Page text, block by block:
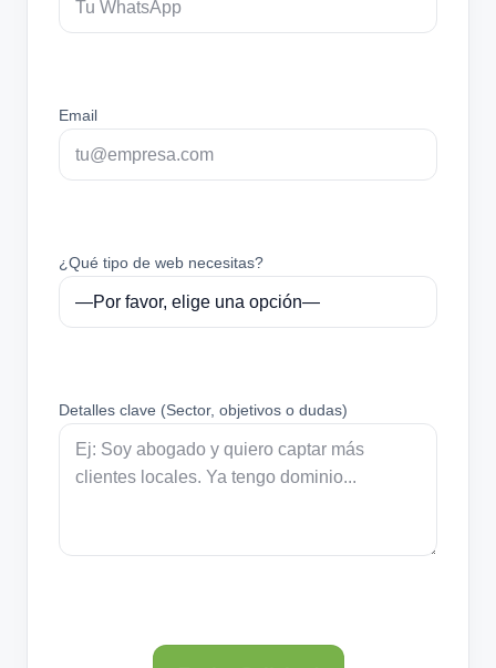
Email
¿Qué tipo de web necesitas?
Detalles clave (Sector, objetivos o dudas)